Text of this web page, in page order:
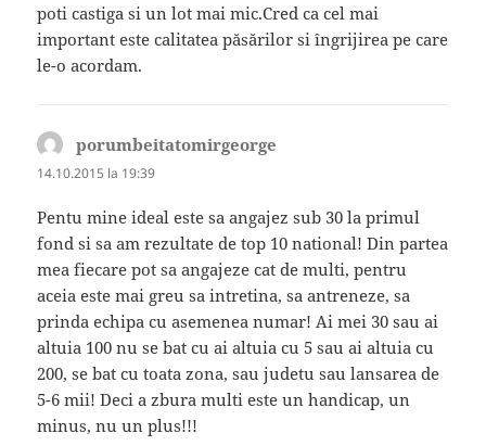
poti castiga si un lot mai mic.Cred ca cel mai
important este calitatea păsărilor si îngrijirea pe care
le-o acordam.
porumbeitatomirgeorge
14.10.2015 la 19:39
Pentu mine ideal este sa angajez sub 30 la primul
fond si sa am rezultate de top 10 national! Din partea
mea fiecare pot sa angajeze cat de multi, pentru
aceia este mai greu sa intretina, sa antreneze, sa
prinda echipa cu asemenea numar! Ai mei 30 sau ai
altuia 100 nu se bat cu ai altuia cu 5 sau ai altuia cu
200, se bat cu toata zona, sau judetu sau lansarea de
5-6 mii! Deci a zbura multi este un handicap, un
minus, nu un plus!!!